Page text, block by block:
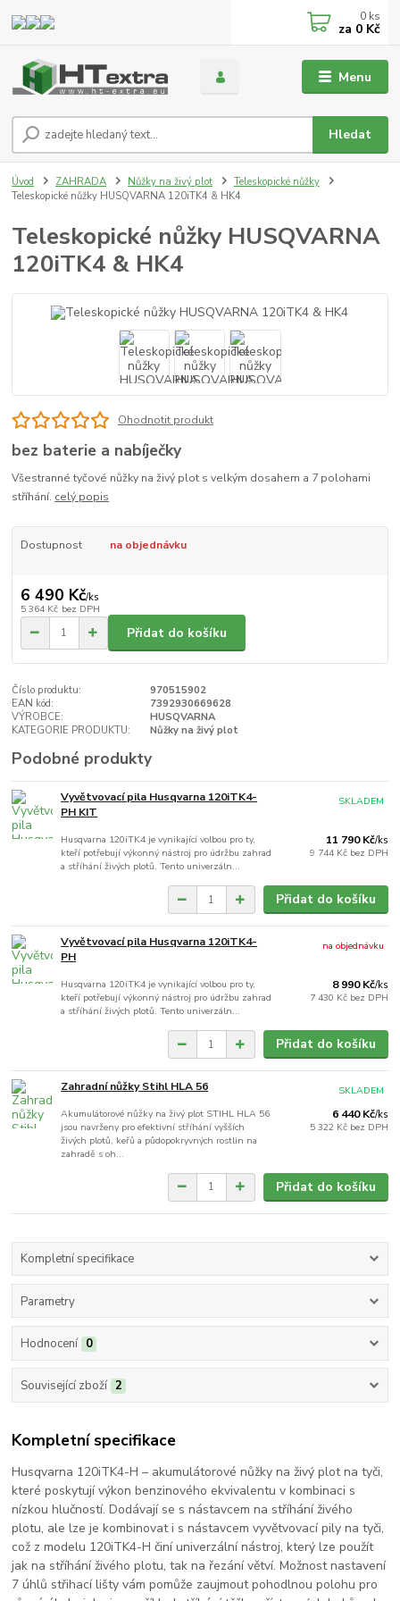
Menu
Hledat
0 ks
za 0 Kč
Úvod ZAHRADA Nůžky na živý plot
Teleskopické nůžky
Teleskopické nůžky HUSQVARNA 120iTK4 & HK4
Teleskopické nůžky HUSQVARNA
120iTK4 & HK4
Ohodnotit produkt
bez baterie a nabíječky
Všestranné tyčové nůžky na živý plot s velkým dosahem a 7 polohami
stříhání. celý popis
Dostupnost na objednávku
6 490 Kč/ks
5 364 Kč bez DPH
Přidat do košíku
Číslo produktu:
970515902
EAN kód:
7392930669628
VÝROBCE:
HUSQVARNA
KATEGORIE PRODUKTU:
Nůžky na živý plot
Podobné produkty
Vyvětvovací pila Husqvarna 120iTK4-
PH KIT
Husqvarna 120iTK4 je vynikající volbou pro ty,
kteří potřebují výkonný nástroj pro údržbu zahrad
a stříhání živých plotů. Tento univerzáln...
11 790 Kč/ks
9 744 Kč bez DPH
SKLADEM
Přidat do košíku
Vyvětvovací pila Husqvarna 120iTK4-
PH
Husqvarna 120iTK4 je vynikající volbou pro ty,
kteří potřebují výkonný nástroj pro údržbu zahrad
a stříhání živých plotů. Tento univerzáln...
8 990 Kč/ks
7 430 Kč bez DPH
na objednávku
Přidat do košíku
Zahradní nůžky Stihl HLA 56
Akumulátorové nůžky na živý plot STIHL HLA 56
jsou navrženy pro efektivní stříhání vyšších
živých plotů, keřů a půdopokryvných rostlin na
zahradě s oh...
6 440 Kč/ks
5 322 Kč bez DPH
SKLADEM
Přidat do košíku
Kompletní specifikace
Parametry
Hodnocení 0
Související zboží 2
Kompletní specifikace
Husqvarna 120iTK4-H – akumulátorové nůžky na živý plot na tyči,
které poskytují výkon benzinového ekvivalentu v kombinaci s
nízkou hlučností. Dodávají se s nástavcem na stříhání živého
plotu, ale lze je kombinovat i s nástavcem vyvětvovací pily na tyči,
což z modelu 120iTK4-H činí univerzální nástroj, který lze použít
jak na stříhání živého plotu, tak na řezání větví. Možnost nastavení
7 úhlů střihací lišty vám pomůže zaujmout pohodlnou polohu pro